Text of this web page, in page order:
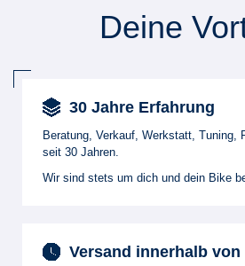
Deine
30 Jahre Erfahrung
Beratung, Verkauf, Werkstatt, Tuning,
seit 30 Jahren.
Wir sind stets um dich und dein Bike
Versand innerhalb von